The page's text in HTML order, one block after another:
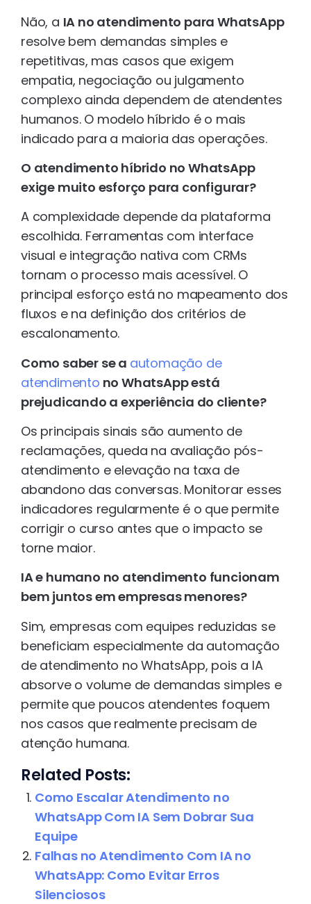
Não, a IA no atendimento para WhatsApp
resolve bem demandas simples e
repetitivas, mas casos que exigem
empatia, negociação ou julgamento
complexo ainda dependem de atendentes
humanos. O modelo híbrido é o mais
indicado para a maioria das operações.
O atendimento híbrido no WhatsApp
exige muito esforço para configurar?
A complexidade depende da plataforma
escolhida. Ferramentas com interface
visual e integração nativa com CRMs
tornam o processo mais acessível. O
principal esforço está no mapeamento dos
fluxos e na definição dos critérios de
escalonamento.
Como saber se a automação de
atendimento no WhatsApp está
prejudicando a experiência do cliente?
Os principais sinais são aumento de
reclamações, queda na avaliação pós-
atendimento e elevação na taxa de
abandono das conversas. Monitorar esses
indicadores regularmente é o que permite
corrigir o curso antes que o impacto se
torne maior.
IA e humano no atendimento funcionam
bem juntos em empresas menores?
Sim, empresas com equipes reduzidas se
beneficiam especialmente da automação
de atendimento no WhatsApp, pois a IA
absorve o volume de demandas simples e
permite que poucos atendentes foquem
nos casos que realmente precisam de
atenção humana.
Related Posts:
Como Escalar Atendimento no
WhatsApp Com IA Sem Dobrar Sua
Equipe
Falhas no Atendimento Com IA no
WhatsApp: Como Evitar Erros
Silenciosos